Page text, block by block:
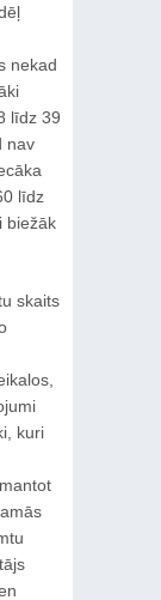
nekad
līdz 39
nav
līdz
biežāk
skaits
kuri